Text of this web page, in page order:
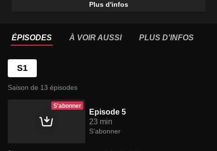
Plus d'infos
ÉPISODES À VOIR AUSSI PLUS D'INFOS
S1
Saison de 13 épisodes
S'abonner
Episode 5
23 min
S'abonner